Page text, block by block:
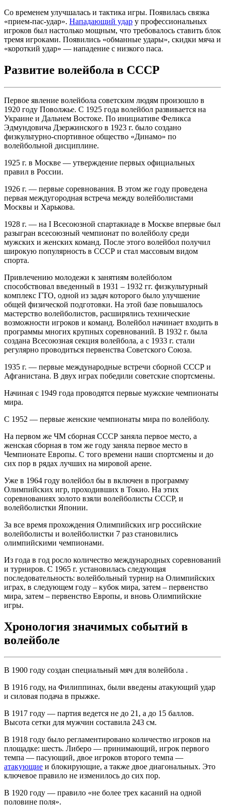
Со временем улучшалась и тактика игры. Появилась связка
«прием-пас-удар». Нападающий удар у профессиональных
игроков был настолько мощным, что требовалось ставить блок
тремя игроками. Появились «обманные удары», скидки мяча и
«короткий удар» — нападение с низкого паса.
Развитие волейбола в СССР
Первое явление волейбола советским людям произошло в
1920 году Поволжье. С 1925 года волейбол развивается на
Украине и Дальнем Востоке. По инициативе Феликса
Эдмундовича Дзержинского в 1923 г. было создано
физкультурно-спортивное общество «Динамо» по
волейбольной дисциплине.
1925 г. в Москве — утверждение первых официальных
правил в России.
1926 г. — первые соревнования. В этом же году проведена
первая междугородная встреча между волейболистами
Москвы и Харькова.
1928 г. — на I Всесоюзной спартакиаде в Москве впервые был
разыгран всесоюзный чемпионат по волейболу среди
мужских и женских команд. После этого волейбол получил
широкую популярность в СССР и стал массовым видом
спорта.
Привлечению молодежи к занятиям волейболом
способствовал введенный в 1931 – 1932 гг. физкультурный
комплекс ГТО, одной из задач которого было улучшение
общей физической подготовки. На этой базе повышалось
мастерство волейболистов, расширялись технические
возможности игроков и команд. Волейбол начинает входить в
программы многих крупных соревнований. В 1932 г. была
создана Всесоюзная секция волейбола, а с 1933 г. стали
регулярно проводиться первенства Советского Союза.
1935 г. — первые международные встречи сборной СССР и
Афганистана. В двух играх победили советские спортсмены.
Начиная с 1949 года проводятся первые мужские чемпионаты
мира.
С 1952 — первые женские чемпионаты мира по волейболу.
На первом же ЧМ сборная СССР заняла первое место, а
женская сборная в том же году заняла первое место в
Чемпионате Европы. С того времени наши спортсмены и до
сих пор в рядах лучших на мировой арене.
Уже в 1964 году волейбол бы в включен в программу
Олимпийских игр, проходивших в Токио. На этих
соревнованиях золото взяли волейболисты СССР, и
волейболистки Японии.
За все время прохождения Олимпийских игр российские
волейболисты и волейболистки 7 раз становились
олимпийскими чемпионами.
Из года в год росло количество международных соревнований
и турниров. С 1965 г. установилась следующая
последовательность: волейбольный турнир на Олимпийских
играх, в следующем году – кубок мира, затем – первенство
мира, затем – первенство Европы, и вновь Олимпийские
игры.
Хронология значимых событий в
волейболе
В 1900 году создан специальный мяч для волейбола .
В 1916 году, на Филиппинах, были введены атакующий удар
и силовая подача в прыжке.
В 1917 году — партия ведется не до 21, а до 15 баллов.
Высота сетки для мужчин составила 243 см.
В 1918 году было регламентировано количество игроков на
площадке: шесть. Либеро — принимающий, игрок первого
темпа — пасующий, двое игроков второго темпа —
атакующие и блокирующие, а также двое диагональных. Это
ключевое правило не изменилось до сих пор.
В 1920 году — правило «не более трех касаний на одной
половине поля».